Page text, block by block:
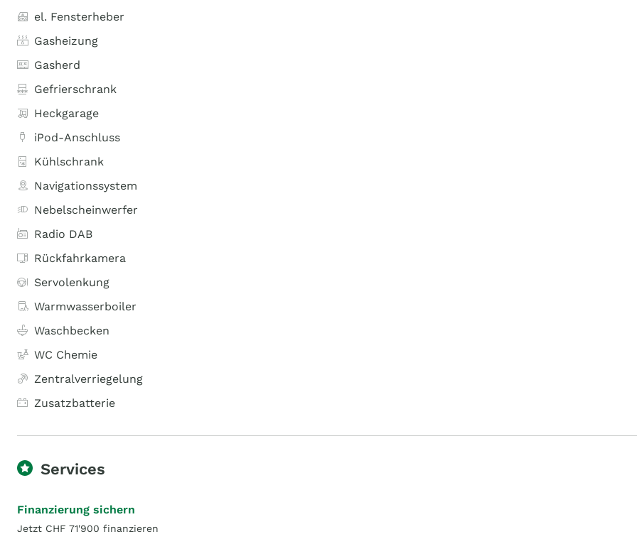
el. Fensterheber
Gasheizung
Gasherd
Gefrierschrank
Heckgarage
iPod-Anschluss
Kühlschrank
Navigationssystem
Nebelscheinwerfer
Radio DAB
Rückfahrkamera
Servolenkung
Warmwasserboiler
Waschbecken
WC Chemie
Zentralverriegelung
Zusatzbatterie
Services
Finanzierung sichern
Jetzt CHF 71'900 finanzieren